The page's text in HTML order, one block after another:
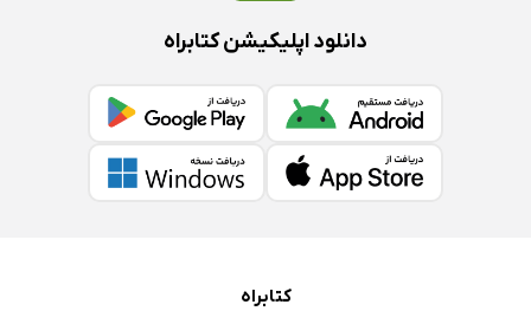
دانلود اپلیکیشن کتابراه
کتابراه